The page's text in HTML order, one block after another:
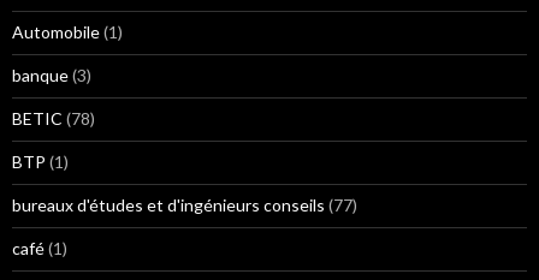
Automobile(1)
banque(3)
BETIC (78)
BTP (1)
bureaux d'études et d'ingénieurs conseils (77)
café(1)